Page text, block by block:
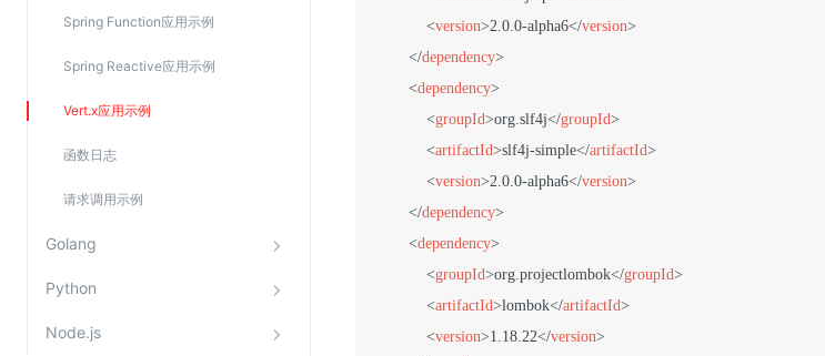
Spring Function应用示例
Spring Reactive应用示例
Vert.x应用示例
函数日志
请求调用示例
Golang
Python
Node.js
Web应用防火墙(WAF)
应急响应
资质认证
欧盟数据保护条例（GDPR）
<version>2.0.0-alpha6</version>
</dependency>
<dependency>
<groupId>org.slf4j</groupId>
<artifactId>slf4j-simple</artifactId>
<version>2.0.0-alpha6</version>
</dependency>
<dependency>
<groupId>org.projectlombok</groupId>
<artifactId>lombok</artifactId>
<version>1.18.22</version>